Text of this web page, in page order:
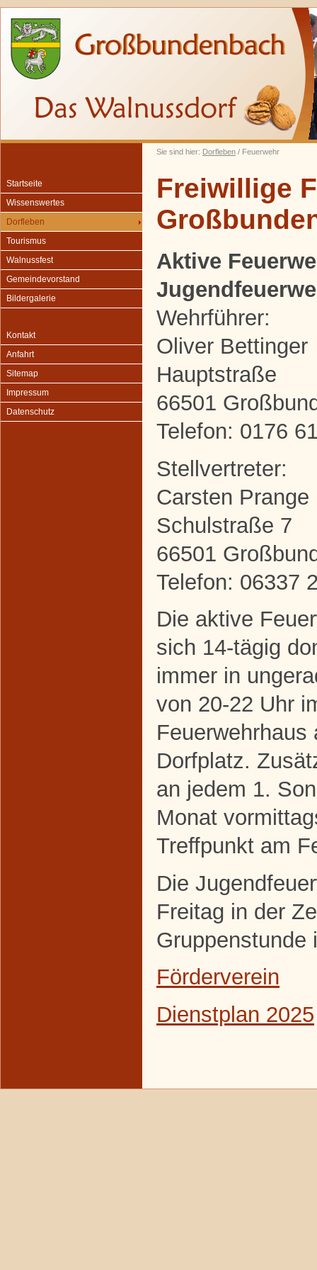
Sie sind hier: Dorfleben / Feuerwehr
Startseite
Wissenswertes
Dorfleben
Tourismus
Walnussfest
Gemeindevorstand
Bildergalerie
Kontakt
Anfahrt
Sitemap
Impressum
Datenschutz
Freiwillige
Aktive
Wehrführer:
Oliver Bettinger
Hauptstraße
66501
Telefon: 0176
Stellvertreter:
Carsten Prange
Schulstraße 7
66501
Telefon: 06337
Die aktive
sich 14-tägig
immer in
von 20-22 Uhr
Feuerwehrhaus
Dorfplatz.
an jedem 1.
Monat
Treffpunkt am
Die
Freitag in der
Gruppenstunde
Förderverein
Dienstplan 2025